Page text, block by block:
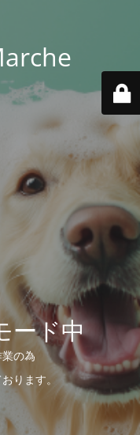
ード中
の為
ります。